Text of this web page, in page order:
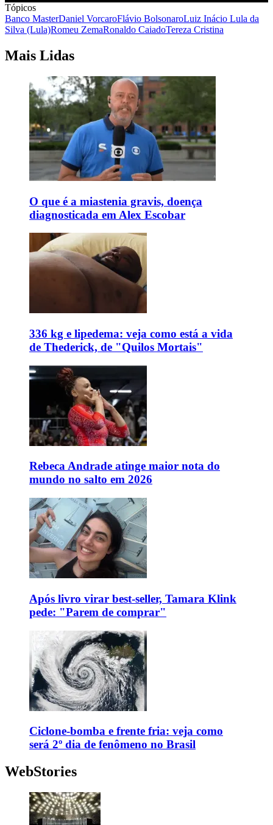
Tópicos
Banco MasterDaniel VorcaroFlávio BolsonaroLuiz Inácio Lula da
Silva (Lula)Romeu ZemaRonaldo CaiadoTereza Cristina
Mais Lidas
O que é a miastenia gravis, doença
diagnosticada em Alex Escobar
336 kg e lipedema: veja como está a vida
de Thederick, de "Quilos Mortais"
Rebeca Andrade atinge maior nota do
mundo no salto em 2026
Após livro virar best-seller, Tamara Klink
pede: "Parem de comprar"
Ciclone-bomba e frente fria: veja como
será 2º dia de fenômeno no Brasil
WebStories